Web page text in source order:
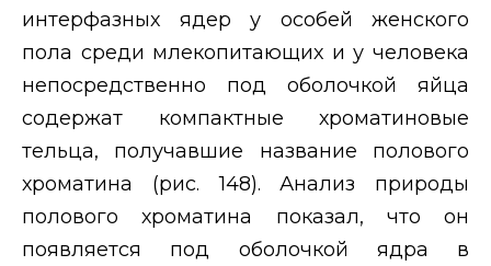
интерфазных ядер у особей женского
пола среди млекопитающих и у человека
непосредственно под оболочкой яйца
содержат компактные хроматиновые
тельца, получавшие название полового
хроматина (рис. 148). Анализ природы
полового хроматина показал, что он
появляется под оболочкой ядра в